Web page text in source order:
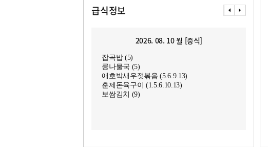
급식정보
2026. 08. 10 월 [중식]
잡곡밥 (5)
콩나물국 (5)
애호박새우젓볶음 (5.6.9.13)
훈제돈육구이 (1.5.6.10.13)
보쌈김치 (9)